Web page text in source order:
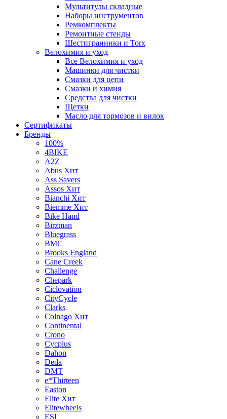
Мультитулы складные
Наборы инструментов
Ремкомплекты
Ремонтные стенды
Шестигранники и Torx
Велохимия и уход
Все Велохимия и уход
Машинки для чистки
Смазки для цепи
Смазки и химия
Средства для чистки
Щетки
Масло для тормозов и вилок
Сертификаты
Бренды
100%
4BIKE
A2Z
Abus Хит
Ass Savers
Assos Хит
Bianchi Хит
Biemme Хит
Bike Hand
Birzman
Bluegrass
BMC
Brooks England
Cane Creek
Challenge
Chepark
Ciclovation
CityCycle
Clarks
Colnago Хит
Continental
Crono
Cycplus
Dahon
Deda
DMT
e*Thirteen
Easton
Elite Хит
Elitewheels
ESI